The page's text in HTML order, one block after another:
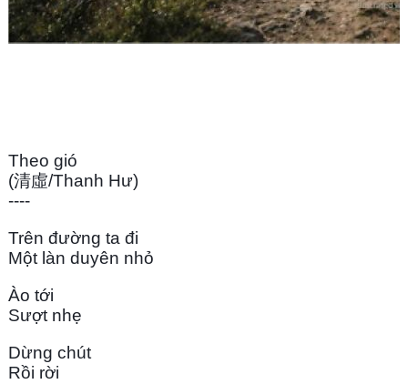
Theo gió
(清虛/Thanh Hư)
----
Trên đường ta đi
Một làn duyên nhỏ
Ào tới
Sượt nhẹ
Dừng chút
Rồi rời